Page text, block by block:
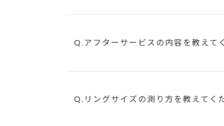
Q.アフターサービスの内容を教えて
Q.リングサイズの測り方を教えてく